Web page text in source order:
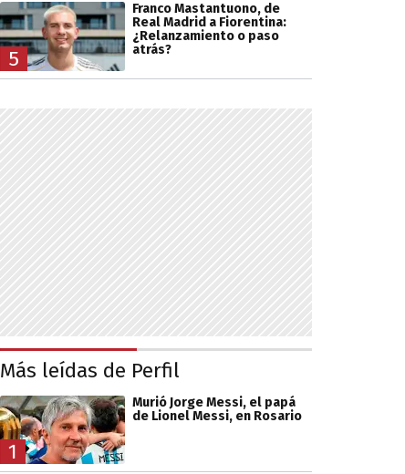
5
Franco Mastantuono, de
Real Madrid a Fiorentina:
¿Relanzamiento o paso
atrás?
Más leídas de Perfil
1
Murió Jorge Messi, el papá
de Lionel Messi, en Rosario